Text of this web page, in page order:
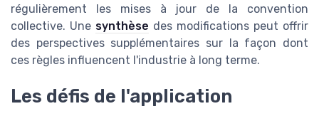
régulièrement les mises à jour de la convention
collective. Une synthèse des modifications peut offrir
des perspectives supplémentaires sur la façon dont
ces règles influencent l'industrie à long terme.
Les défis de l'application